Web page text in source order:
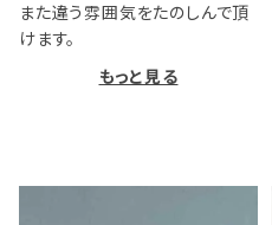
また違う雰囲気をたのしんで頂
けます。
もっと見る